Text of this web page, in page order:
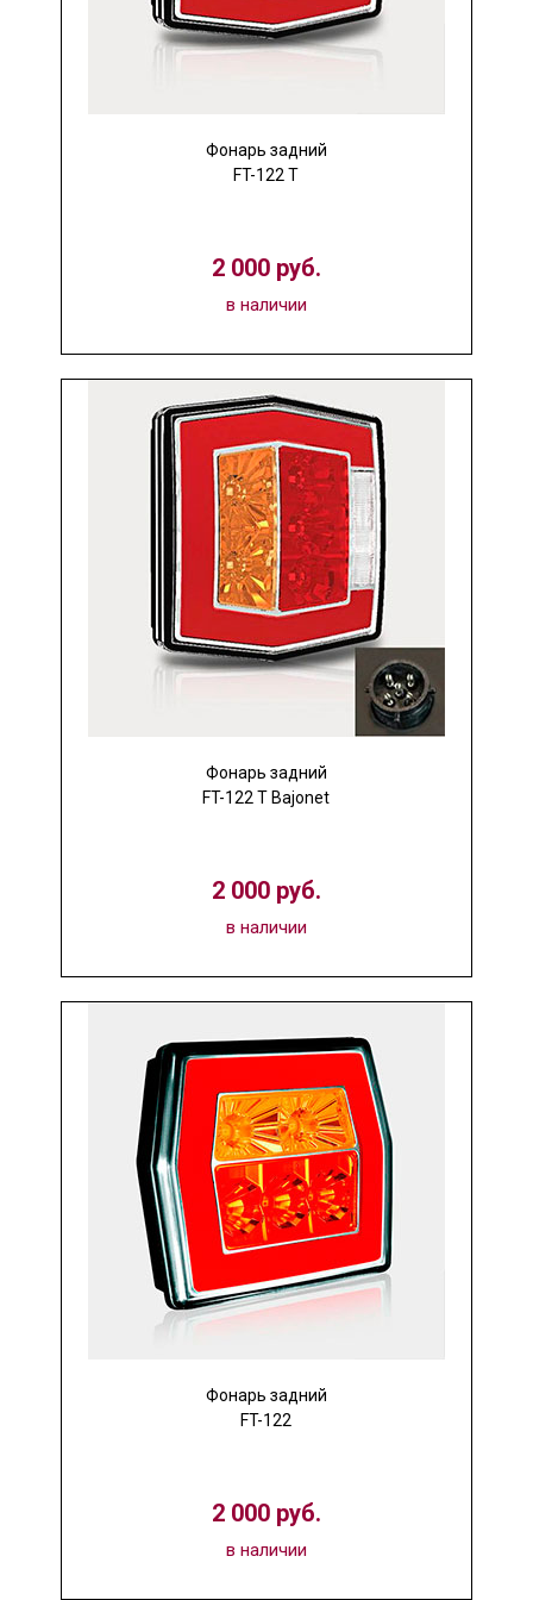
Фонарь задний
FT-122 T
2 000 руб.
в наличии
Фонарь задний
FT-122 T Bajonet
2 000 руб.
в наличии
Фонарь задний
FT-122
2 000 руб.
в наличии